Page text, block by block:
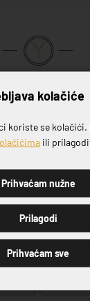
-20%
na naš
PRIJAVI SE
kolačiće
koriste se kolačići.
ili
Prihvaćam nužne
Prilagodi
Prihvaćam sve